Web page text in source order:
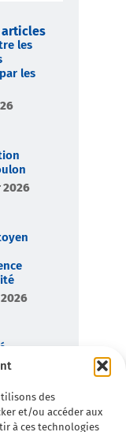
des
et/ou accéder aux
à ces technologies
articles
les
les
2026